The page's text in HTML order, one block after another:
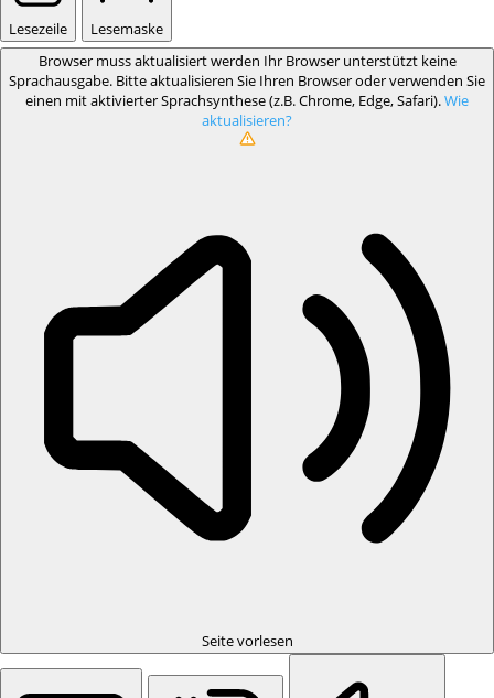
Lesezeile
Lesemaske
Browser muss aktualisiert werden Ihr Browser unterstützt keine
Sprachausgabe. Bitte aktualisieren Sie Ihren Browser oder verwenden Sie
einen mit aktivierter Sprachsynthese (z.B. Chrome, Edge, Safari).Wie
aktualisieren?
Seite vorlesen